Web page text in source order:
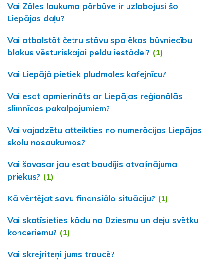
Vai Zāles laukuma pārbūve ir uzlabojusi šo
Liepājas daļu?
Vai atbalstāt četru stāvu spa ēkas būvniecību
blakus vēsturiskajai peldu iestādei? (1)
Vai Liepājā pietiek pludmales kafejnīcu?
Vai esat apmierināts ar Liepājas reģionālās
slimnīcas pakalpojumiem?
Vai vajadzētu atteikties no numerācijas Liepājas
skolu nosaukumos?
Vai šovasar jau esat baudījis atvaļinājuma
priekus? (1)
Kā vērtējat savu finansiālo situāciju? (1)
Vai skatīsieties kādu no Dziesmu un deju svētku
konceriemu? (1)
Vai skrejriteņi jums traucē?